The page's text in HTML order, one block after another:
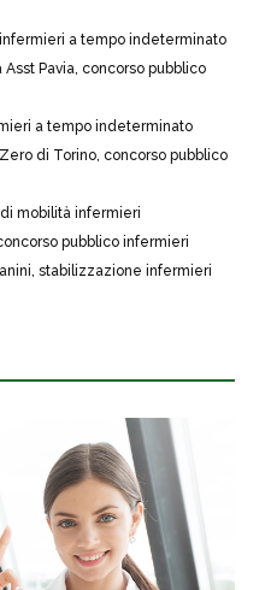
infermieri a tempo indeterminato
Pavia, concorso pubblico
a tempo indeterminato
di Torino, concorso pubblico
di mobilità infermieri
pubblico infermieri
stabilizzazione infermieri